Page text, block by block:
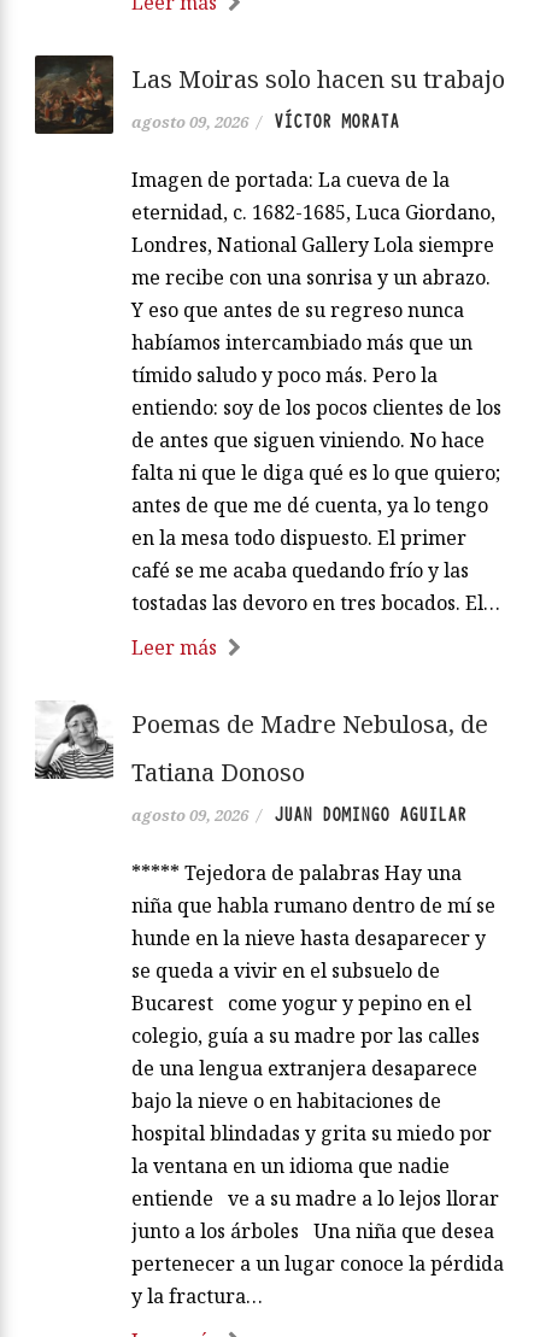
Las Moiras solo hacen su trabajo
agosto 09, 2026 / VÍCTOR MORATA
Imagen de portada: La cueva de la
eternidad, c. 1682-1685, Luca Giordano,
Londres, National Gallery Lola siempre
me recibe con una sonrisa y un abrazo.
Y eso que antes de su regreso nunca
habíamos intercambiado más que un
tímido saludo y poco más. Pero la
entiendo: soy de los pocos clientes de los
de antes que siguen viniendo. No hace
falta ni que le diga qué es lo que quiero;
antes de que me dé cuenta, ya lo tengo
en la mesa todo dispuesto. El primer
café se me acaba quedando frío y las
tostadas las devoro en tres bocados. El…
Leer más
Poemas de Madre Nebulosa, de
Tatiana Donoso
agosto 09, 2026 / JUAN DOMINGO AGUILAR
***** Tejedora de palabras Hay una
niña que habla rumano dentro de mí se
hunde en la nieve hasta desaparecer y
se queda a vivir en el subsuelo de
Bucarest come yogur y pepino en el
colegio, guía a su madre por las calles
de una lengua extranjera desaparece
bajo la nieve o en habitaciones de
hospital blindadas y grita su miedo por
la ventana en un idioma que nadie
entiende ve a su madre a lo lejos llorar
junto a los árboles Una niña que desea
pertenecer a un lugar conoce la pérdida
y la fractura…